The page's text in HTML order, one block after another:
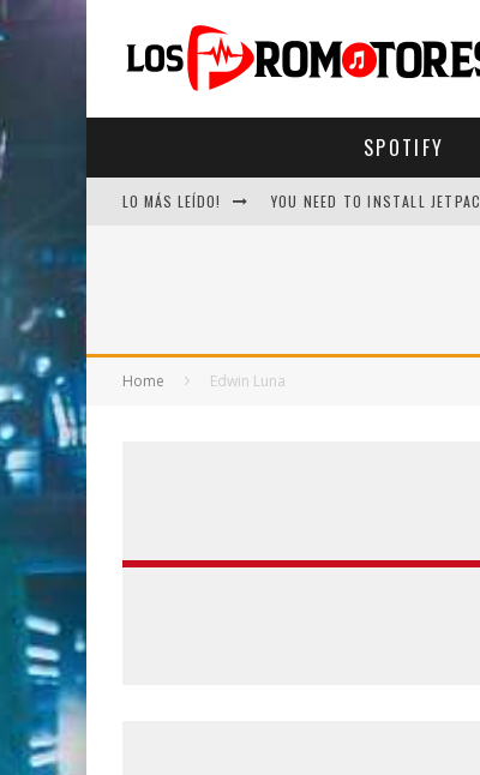
SPOTIFY
LO MÁS LEÍDO! YOU NEED TO INSTALL
Home Edwin Luna